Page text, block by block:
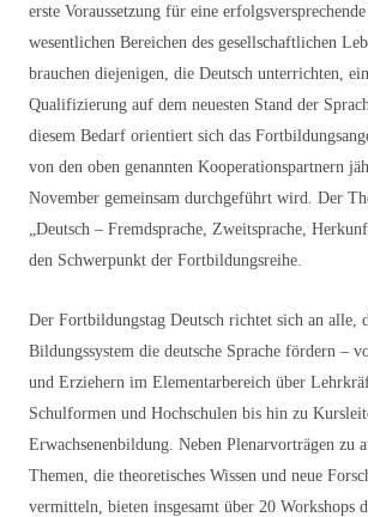
erste Voraussetzung für eine
wesentlichen Bereichen des gesellschaftlichen
brauchen diejenigen, die Deutsch unterrichten,
Qualifizierung auf dem neuesten Stand der
diesem Bedarf orientiert sich das
von den oben genannten Kooperationspartnern
November gemeinsam durchgeführt wird. Der
„Deutsch – Fremdsprache, Zweitsprache,
den Schwerpunkt der Fortbildungsreihe.
Der Fortbildungstag Deutsch richtet sich an alle,
Bildungssystem die deutsche Sprache fördern –
und Erziehern im Elementarbereich über
Schulformen und Hochschulen bis hin zu
Erwachsenenbildung. Neben Plenarvorträgen zu
Themen, die theoretisches Wissen und neue
vermitteln, bieten insgesamt über 20 Workshops